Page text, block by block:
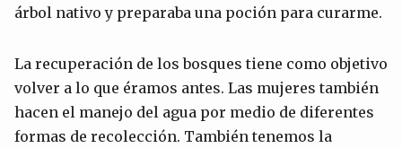
árbol nativo y preparaba una poción para curarme.
La recuperación de los bosques tiene como objetivo
volver a lo que éramos antes. Las mujeres también
hacen el manejo del agua por medio de diferentes
formas de recolección. También tenemos la